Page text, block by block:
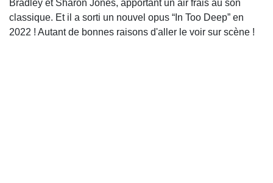
Bradley et Sharon Jones, apportant un air frais au son
classique. Et il a sorti un nouvel opus “In Too Deep” en
2022 ! Autant de bonnes raisons d'aller le voir sur scène !